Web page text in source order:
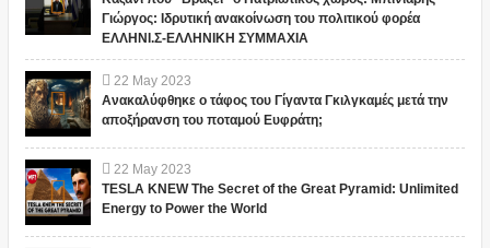
Γιώργος: Ιδρυτική ανακοίνωση του πολιτικού φορέα
ΕΛΛΗΝΙ.Σ-ΕΛΛΗΝΙΚΗ ΣΥΜΜΑΧΙΑ
22 May 2023
Ανακαλύφθηκε ο τάφος του Γίγαντα Γκιλγκαμές μετά την
αποξήρανση του ποταμού Ευφράτη;
22 May 2023
TESLA KNEW The Secret of the Great Pyramid: Unlimited
Energy to Power the World